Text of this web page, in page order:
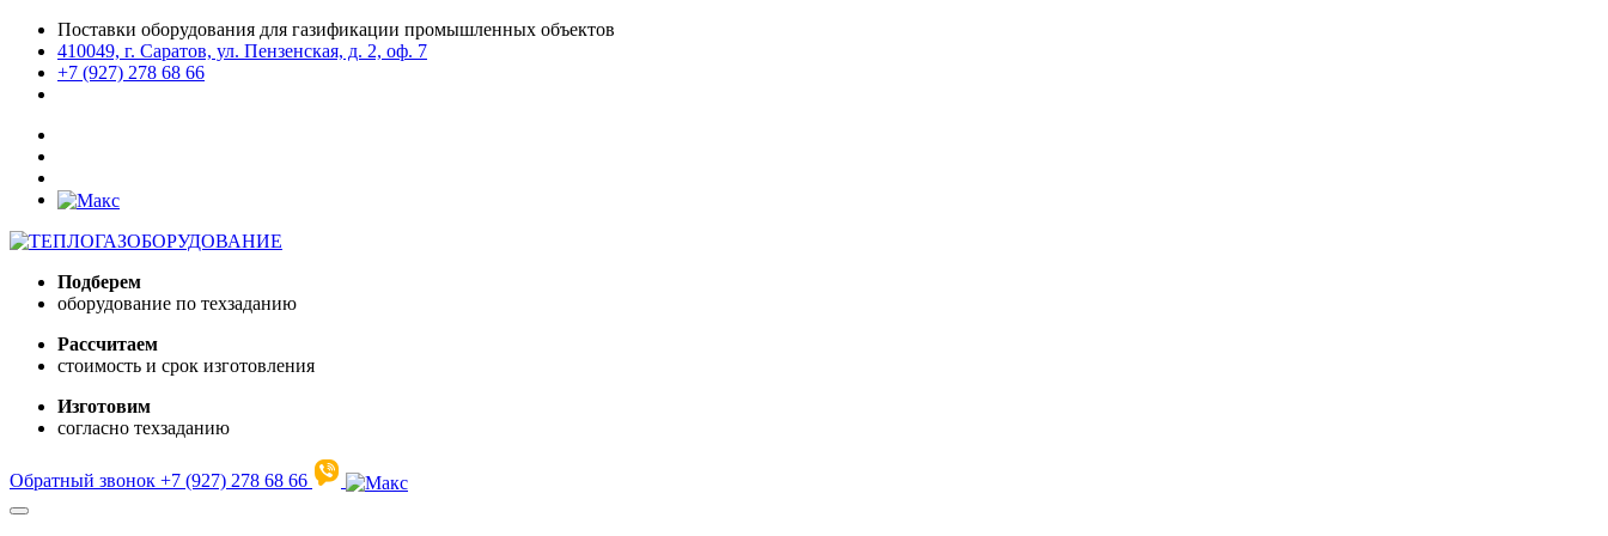
Поставки оборудования для газификации промышленных объектов
410049, г. Саратов, ул. Пензенская, д. 2, оф. 7
+7 (927) 278 68 66
Подберем
оборудование по техзаданию
Рассчитаем
стоимость и срок изготовления
Изготовим
согласно техзаданию
Обратный звонок +7 (927) 278 68 66